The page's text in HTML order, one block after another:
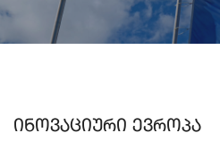
Ინოვაციური Ევროპა